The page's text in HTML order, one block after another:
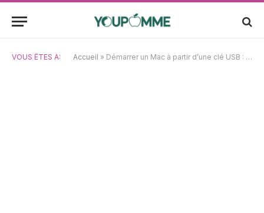
VOUS ÊTES À: Accueil » Démarrer un Mac à partir d’une clé USB : Solutions pour résoudre les problèmes de démarrage